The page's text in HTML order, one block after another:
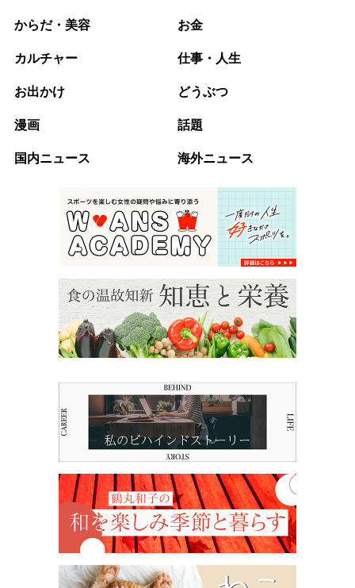
からだ・美容 お金
カルチャー 仕事・人生
お出かけ どうぶつ
漫画 話題
国内ニュース 海外ニュース